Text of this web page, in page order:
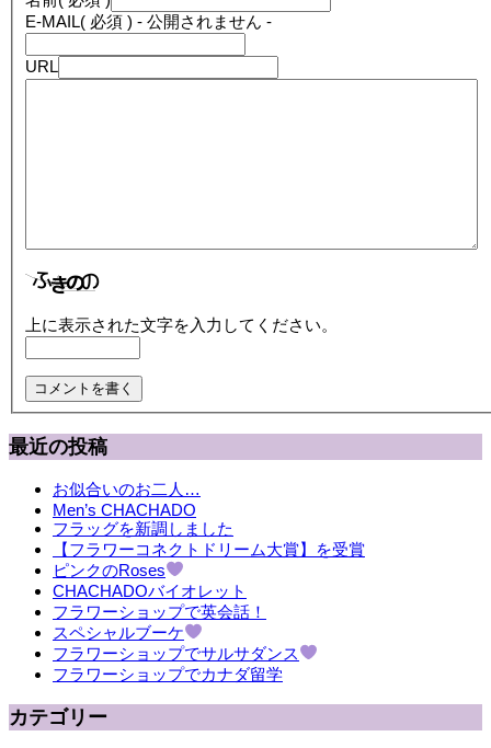
E-MAIL( 必須 ) - 公開されません -
URL
上に表示された文字を入力してください。
最近の投稿
お似合いのお二人…
Men’s CHACHADO
フラッグを新調しました
【フラワーコネクトドリーム大賞】を受賞
ピンクのRoses
CHACHADOバイオレット
フラワーショップで英会話！
スペシャルブーケ
フラワーショップでサルサダンス
フラワーショップでカナダ留学
カテゴリー